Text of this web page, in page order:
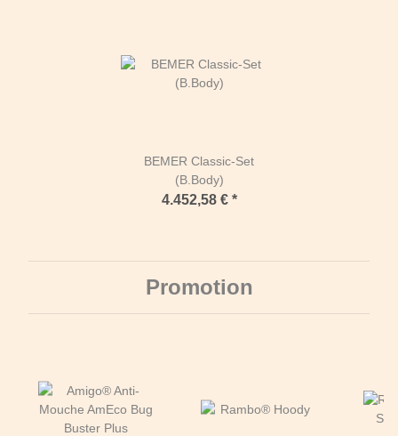
BEMER Classic-Set
(B.Body)
4.452,58 € *
Promotion